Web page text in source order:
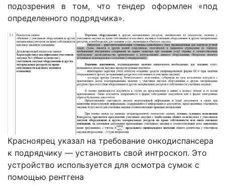
подозрения в том, что тендер оформлен «под
определенного подрядчика».
Красноярец указал на требование онкодиспансера
к подрядчику — установить свой интроскоп. Это
устройство используется для осмотра сумок с
помощью рентгена